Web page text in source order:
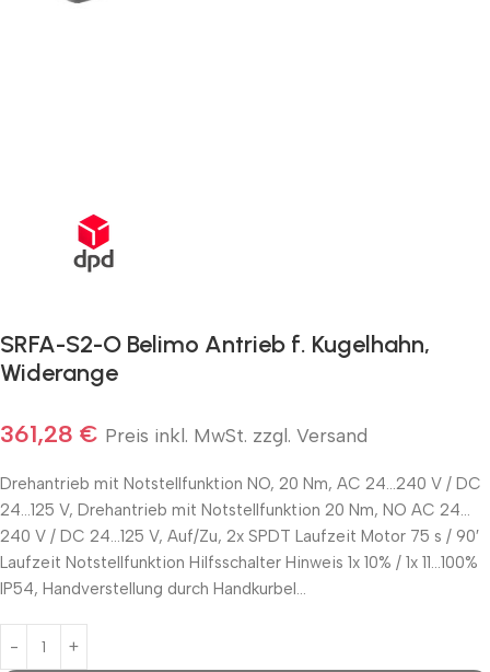
SRFA-S2-O Belimo Antrieb f. Kugelhahn,
Widerange
361,28 € Preis inkl. MwSt. zzgl. Versand
Drehantrieb mit Notstellfunktion NO, 20 Nm, AC 24…240 V / DC
24…125 V, Drehantrieb mit Notstellfunktion 20 Nm, NO AC 24…
240 V / DC 24…125 V, Auf/Zu, 2x SPDT Laufzeit Motor 75 s / 90′
Laufzeit Notstellfunktion Hilfsschalter Hinweis 1x 10% / 1x 11…100%
IP54, Handverstellung durch Handkurbel…